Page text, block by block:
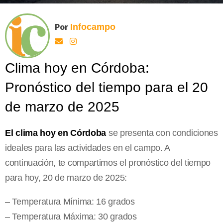
Por Infocampo
Clima hoy en Córdoba:
Pronóstico del tiempo para el 20
de marzo de 2025
El clima hoy en Córdoba se presenta con condiciones
ideales para las actividades en el campo. A
continuación, te compartimos el pronóstico del tiempo
para hoy, 20 de marzo de 2025:
– Temperatura Mínima: 16 grados
– Temperatura Máxima: 30 grados